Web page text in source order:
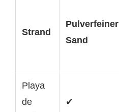
Strand
Pulverfeiner
Sand
Playa
de
✔